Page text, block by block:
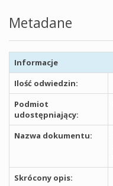
Metadane
Informacje
Ilość odwiedzin:
Podmiot
udostępniający:
Nazwa dokumentu:
Skrócony opis: